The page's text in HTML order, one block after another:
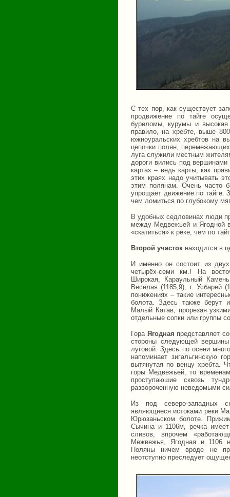
С тех пор, как существует
продвижение по тайге
буреломы, курумы и
правило, на хребте, выше
южноуральских хребтов на
цепочки полян,
луга служили местным
дороги вились под
картах – ведь карты, как
этих краях надо учитывать
этим полянам. Очень часто
упрощает движение по тайге.
чем ломиться по глубокому
В удобных седловинах люди
между Медвежьей и Ягодной
«скатиться» к реке, чем по
Второй участок находится в
И именно он состоит из
четырёх-семи км.! На
Широкая, Караульный
Весёлая (1185,9), г. Усбарей
понижениях – такие
болота. Здесь также берут
Малый Катав, прорезая
отдельные сопки или группы
Гора Ягодная представляет
стороны следующей
луговой. Здесь по осени
напоминает зигальгинскую
вытянутая по венцу хребта.
горы Медвежьей, то
проступаюшие сквозь
развороченную неведомыми
Из под северо-западных
являющиеся истоками реки
Юрюзаньском болоте.
Сычина и 1106м, речка имеет
сливов, впрочем
Межвежья, Ягодная и 1106
Поляны ничем вроде не
неотступно преследует